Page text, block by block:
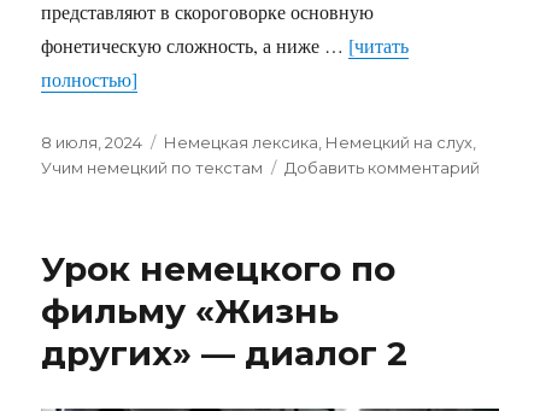
представляют в скороговорке основную
фонетическую сложность, а ниже … [читать
полностью]
Опубликовано
8 июля, 2024 Рубрики
Немецкая лексика Немецкий на слух
Учим немецкий по текстам
Добавить комментарий
Урок немецкого по
фильму «Жизнь
других» — диалог 2